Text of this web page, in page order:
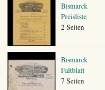
Bismarck
Preisliste
2 Seiten
Bismarck
Faltblatt
7 Seiten